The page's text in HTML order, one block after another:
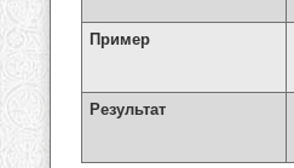
Пример
Результат